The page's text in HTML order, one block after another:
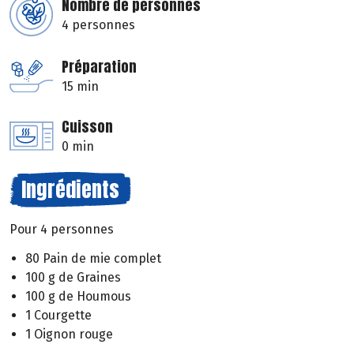
Nombre de personnes
4 personnes
Préparation
15 min
Cuisson
0 min
Ingrédients
Pour 4 personnes
80 Pain de mie complet
100 g de Graines
100 g de Houmous
1 Courgette
1 Oignon rouge